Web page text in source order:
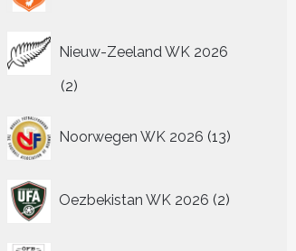
Nieuw-Zeeland WK 2026
22
Noorwegen WK 2026 13
producten
Oezbekistan WK 2026 2
producten